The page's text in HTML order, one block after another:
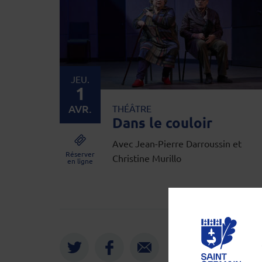
THÉÂTRE
Dans le couloir
Avec Jean-Pierre Darroussin et
Christine Murillo
JEU.
1
AVR.
Réserver
en ligne
Twitter